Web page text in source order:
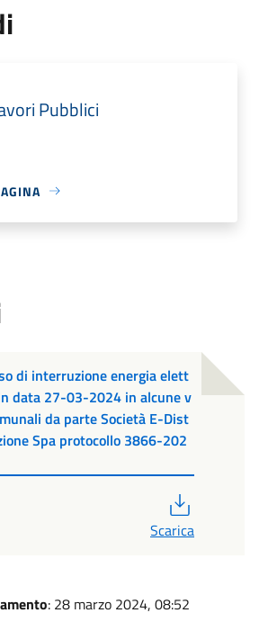
Pubblici
di interruzione energia elett
data 27-03-2024 in alcune v
da parte Società E-Dist
Spa protocollo 3866-202
Scarica
: 28 marzo 2024, 08:52